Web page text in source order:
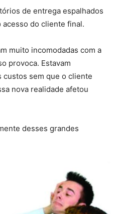
de entrega espalhados
do cliente final.
muito incomodadas com a
provoca. Estavam
custos sem que o cliente
nova realidade afetou
desses grandes